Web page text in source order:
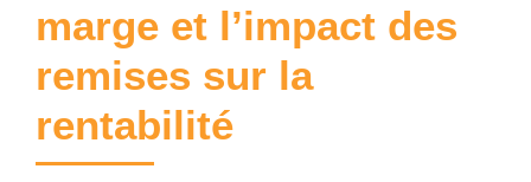
marge et l’impact des
remises sur la
rentabilité